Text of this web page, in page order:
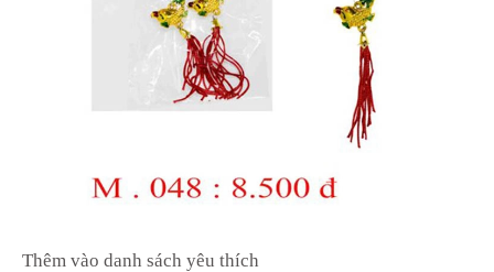
Thêm vào danh sách yêu thích